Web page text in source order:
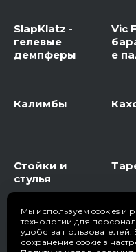
SlapKlatz -
гелевые
демпферы
Vic
е
Калимбы
Стойки и
стулья
© 2026 DrumFan, Все
Мы используем cookies и
технологии для
удобства
сохранение cookie в